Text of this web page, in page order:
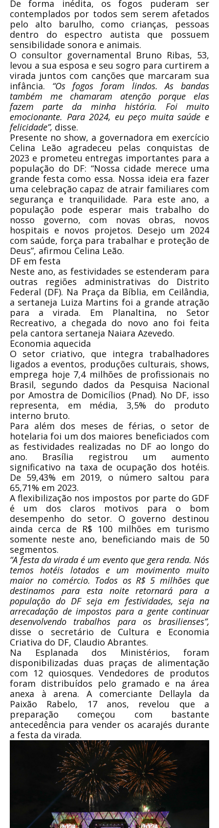
De forma inédita, os fogos puderam ser
contemplados por todos sem serem afetados
pelo alto barulho, como crianças, pessoas
dentro do espectro autista que possuem
sensibilidade sonora e animais.
O consultor governamental Bruno Ribas, 53,
levou a sua esposa e seu sogro para curtirem a
virada juntos com canções que marcaram sua
infância. “Os fogos foram lindos. As bandas
também me chamaram atenção porque elas
fazem parte da minha história. Foi muito
emocionante. Para 2024, eu peço muita saúde e
felicidade”, disse.
Presente no show, a governadora em exercício
Celina Leão agradeceu pelas conquistas de
2023 e prometeu entregas importantes para a
população do DF: “Nossa cidade merece uma
grande festa como essa. Nossa ideia era fazer
uma celebração capaz de atrair familiares com
segurança e tranquilidade. Para este ano, a
população pode esperar mais trabalho do
nosso governo, com novas obras, novos
hospitais e novos projetos. Desejo um 2024
com saúde, força para trabalhar e proteção de
Deus”, afirmou Celina Leão.
DF em festa
Neste ano, as festividades se estenderam para
outras regiões administrativas do Distrito
Federal (DF). Na Praça da Bíblia, em Ceilândia,
a sertaneja Luiza Martins foi a grande atração
para a virada. Em Planaltina, no Setor
Recreativo, a chegada do novo ano foi feita
pela cantora sertaneja Naiara Azevedo.
Economia aquecida
O setor criativo, que integra trabalhadores
ligados a eventos, produções culturais, shows,
emprega hoje 7,4 milhões de profissionais no
Brasil, segundo dados da Pesquisa Nacional
por Amostra de Domicílios (Pnad). No DF, isso
representa, em média, 3,5% do produto
interno bruto.
Para além dos meses de férias, o setor de
hotelaria foi um dos maiores beneficiados com
as festividades realizadas no DF ao longo do
ano. Brasília registrou um aumento
significativo na taxa de ocupação dos hotéis.
De 59,43% em 2019, o número saltou para
65,71% em 2023.
A flexibilização nos impostos por parte do GDF
é um dos claros motivos para o bom
desempenho do setor. O governo destinou
ainda cerca de R$ 100 milhões em turismo
somente neste ano, beneficiando mais de 50
segmentos.
“A festa da virada é um evento que gera renda. Nós
temos hotéis lotados e um movimento muito
maior no comércio. Todos os R$ 5 milhões que
destinamos para esta noite retornará para a
população do DF seja em festividades, seja na
arrecadação de impostos para a gente continuar
desenvolvendo trabalhos para os brasilienses”,
disse o secretário de Cultura e Economia
Criativa do DF, Claudio Abrantes.
Na Esplanada dos Ministérios, foram
disponibilizadas duas praças de alimentação
com 12 quiosques. Vendedores de produtos
foram distribuídos pelo gramado e na área
anexa à arena. A comerciante Dellayla da
Paixão Rabelo, 17 anos, revelou que a
preparação começou com bastante
antecedência para vender os acarajés durante
a festa da virada.